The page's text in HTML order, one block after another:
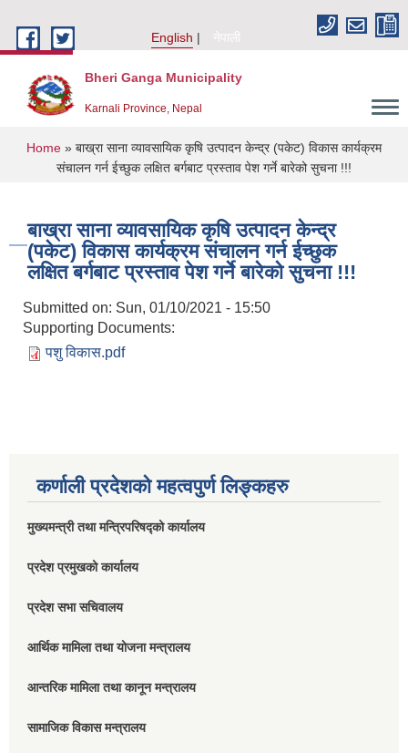
English
नेपाली
Bheri Ganga Municipality
Karnali Province, Nepal
You are here
Home » बाख्रा साना व्यावसायिक कृषि उत्पादन केन्द्र (पकेट) विकास कार्यक्रम
संचालन गर्न ईच्छुक लक्षित बर्गबाट प्रस्ताव पेश गर्ने बारेको सुचना !!!
बाख्रा साना व्यावसायिक कृषि उत्पादन केन्द्र
(पकेट) विकास कार्यक्रम संचालन गर्न ईच्छुक
लक्षित बर्गबाट प्रस्ताव पेश गर्ने बारेको सुचना !!!
Submitted on: Sun, 01/10/2021 - 15:50
Supporting Documents:
पशु विकास.pdf
कर्णाली प्रदेशको महत्वपुर्ण लिङ्कहरु
मुख्यमन्त्री तथा मन्त्रिपरिषद्को कार्यालय
प्रदेश प्रमुखको कार्यालय
प्रदेश सभा सचिवालय
आर्थिक मामिला तथा योजना मन्त्रालय
आन्तरिक मामिला तथा कानून मन्त्रालय
सामाजिक विकास मन्त्रालय